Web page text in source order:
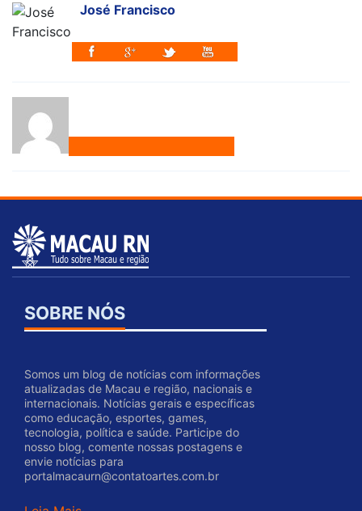
José Francisco
SOBRE NÓS
Somos um blog de notícias com informações
atualizadas de Macau e região, nacionais e
internacionais. Notícias gerais e específicas
como educação, esportes, games,
tecnologia, política e saúde. Participe do
nosso blog, comente nossas postagens e
envie notícias para
portalmacaurn@contatoartes.com.br